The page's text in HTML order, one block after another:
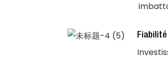
Fiabilité